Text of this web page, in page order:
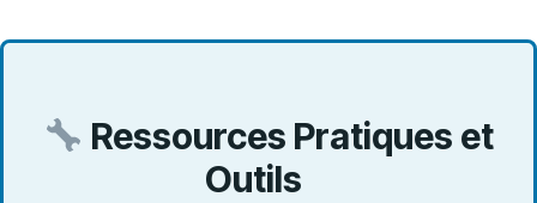
Ressources Pratiques et
Outils